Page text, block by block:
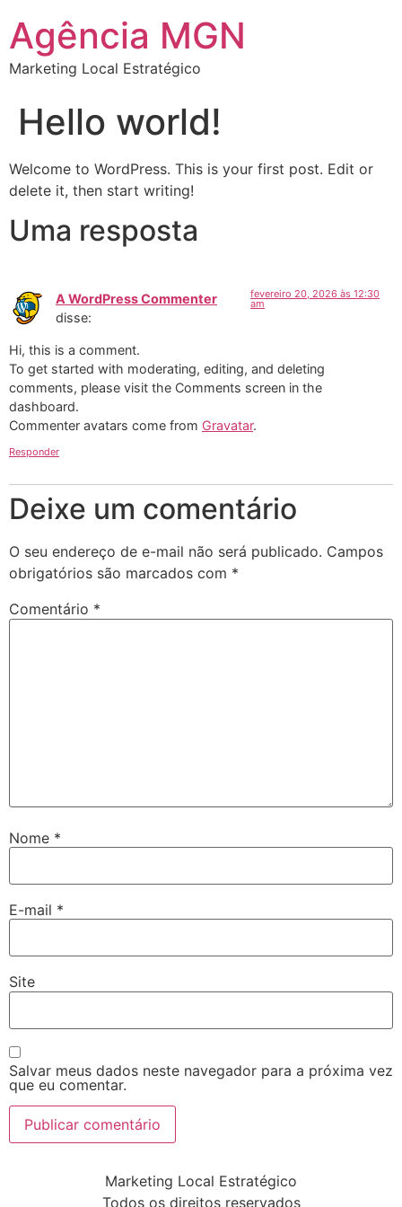
Agência MGN
Marketing Local Estratégico
Hello world!
Welcome to WordPress. This is your first post. Edit or
delete it, then start writing!
Uma resposta
A WordPress Commenter
disse:
fevereiro 20, 2026 às 12:30
am
Hi, this is a comment.
To get started with moderating, editing, and deleting
comments, please visit the Comments screen in the
dashboard.
Commenter avatars come from Gravatar.
Responder
Deixe um comentário
O seu endereço de e-mail não será publicado. Campos
obrigatórios são marcados com *
Comentário *
Nome *
E-mail *
Site
Salvar meus dados neste navegador para a próxima vez
que eu comentar.
Marketing Local Estratégico
Todos os direitos reservados